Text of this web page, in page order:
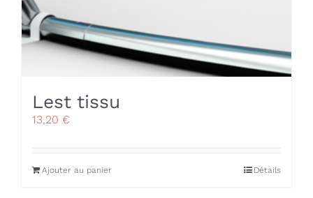
Lest tissu
13,20 €
Ajouter au panier Détails